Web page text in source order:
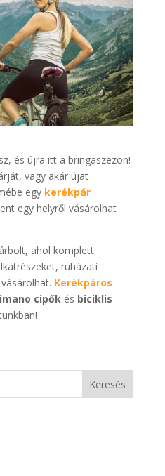
és újra itt a bringaszezon!
vagy akár újat
egy kerékpár
egy helyről vásárolhat
ahol komplett
ruházati
Kerékpáros
cipők és biciklis